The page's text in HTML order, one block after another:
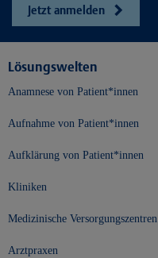
Jetzt anmelden
Lösungswelten
Anamnese von Patient*innen
Aufnahme von Patient*innen
Aufklärung von Patient*innen
Kliniken
Medizinische Versorgungszentren
Arztpraxen